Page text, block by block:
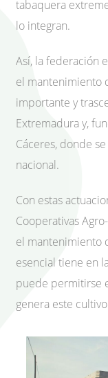
tabaquera
lo integran.
Así, la federación
el mantenimiento
importante y
Extremadura y,
Cáceres, donde
nacional.
Con estas
Cooperativas
el mantenimiento
esencial tiene en
puede permitirse
genera este